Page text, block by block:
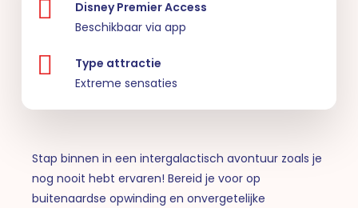
Disney Premier Access
Beschikbaar via app
Type attractie
Extreme sensaties
Stap binnen in een intergalactisch avontuur zoals je
nog nooit hebt ervaren! Bereid je voor op
buitenaardse opwinding en onvergetelijke